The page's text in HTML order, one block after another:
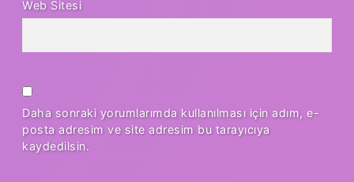
Web Sitesi
Daha sonraki yorumlarımda kullanılması için adım, e-
posta adresim ve site adresim bu tarayıcıya
kaydedilsin.